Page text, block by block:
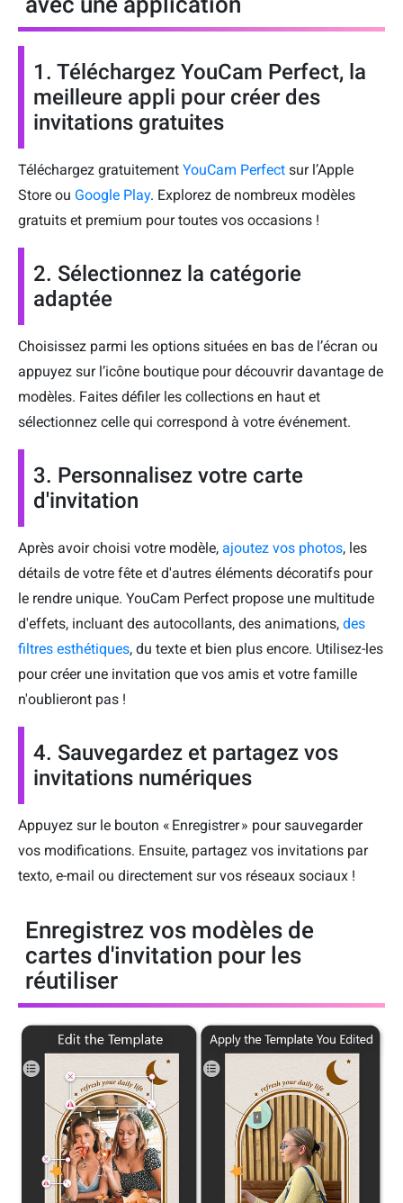
1. Téléchargez YouCam Perfect, la
meilleure appli pour créer des
invitations gratuites
Téléchargez gratuitement YouCam Perfect sur l’Apple
Store ou Google Play. Explorez de nombreux modèles
gratuits et premium pour toutes vos occasions !
2. Sélectionnez la catégorie
adaptée
Choisissez parmi les options situées en bas de l’écran ou
appuyez sur l’icône boutique pour découvrir davantage de
modèles. Faites défiler les collections en haut et
sélectionnez celle qui correspond à votre événement.
3. Personnalisez votre carte
d'invitation
Après avoir choisi votre modèle, ajoutez vos photos, les
détails de votre fête et d'autres éléments décoratifs pour
le rendre unique. YouCam Perfect propose une multitude
d'effets, incluant des autocollants, des animations, des
filtres esthétiques, du texte et bien plus encore. Utilisez-les
pour créer une invitation que vos amis et votre famille
n'oublieront pas !
4. Sauvegardez et partagez vos
invitations numériques
Appuyez sur le bouton « Enregistrer » pour sauvegarder
vos modifications. Ensuite, partagez vos invitations par
texto, e-mail ou directement sur vos réseaux sociaux !
Enregistrez vos modèles de
cartes d'invitation pour les
réutiliser